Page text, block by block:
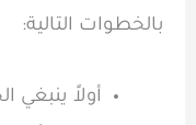
بالخطوات التالية:
أولاً ينبغي